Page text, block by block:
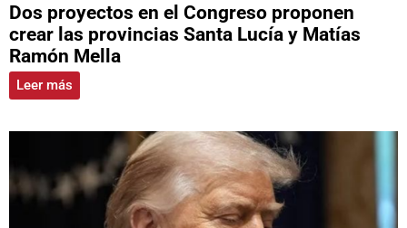
Dos proyectos en el Congreso proponen
crear las provincias Santa Lucía y Matías
Ramón Mella
Leer más